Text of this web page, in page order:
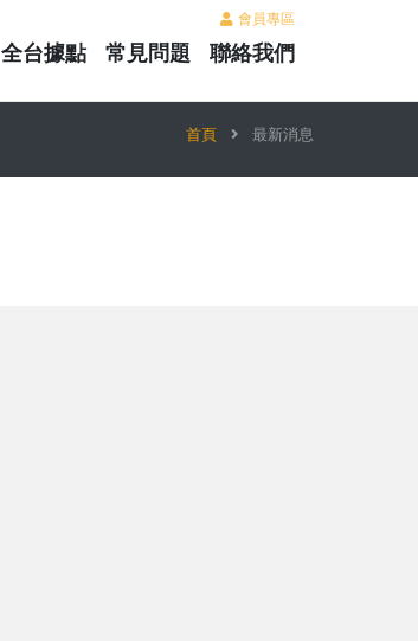
會員專區
全台據點 常見問題 聯絡我們
首頁 最新消息